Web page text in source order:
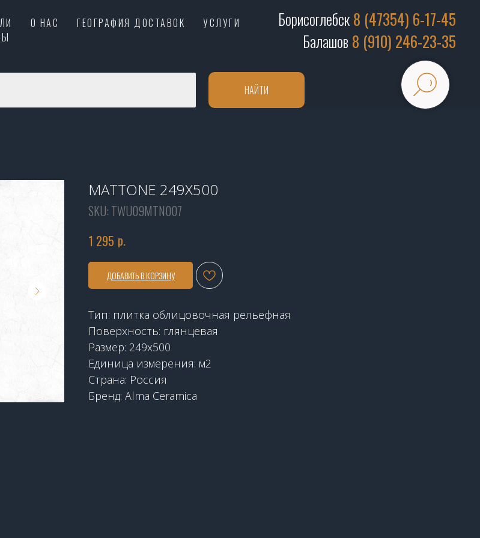
О НАС ГЕОГРАФИЯ ДОСТАВОК
УСЛУГИ
Борисоглебск8 (47354) 6-17-45
Балашов 8 (910) 246-23-35
НАЙТИ
MATTONE 249X500
SKU: TWU09MTN007
1 295 р.
ДОБАВИТЬ В КОРЗИНУ
Тип: плитка облицовочная рельефная
Поверхность: глянцевая
Размер: 249х500
Единица измерения: м2
Страна: Россия
Бренд: Alma Ceramica